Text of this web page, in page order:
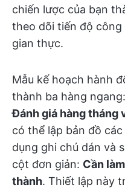
chiến lược của bạn
theo dõi tiến độ
gian thực.
Mẫu kế hoạch hành
thành ba hàng
Đánh giá hàng tháng
có thể lập bản đồ
dụng ghi chú dán và
cột đơn giản: Cần
thành. Thiết lập này